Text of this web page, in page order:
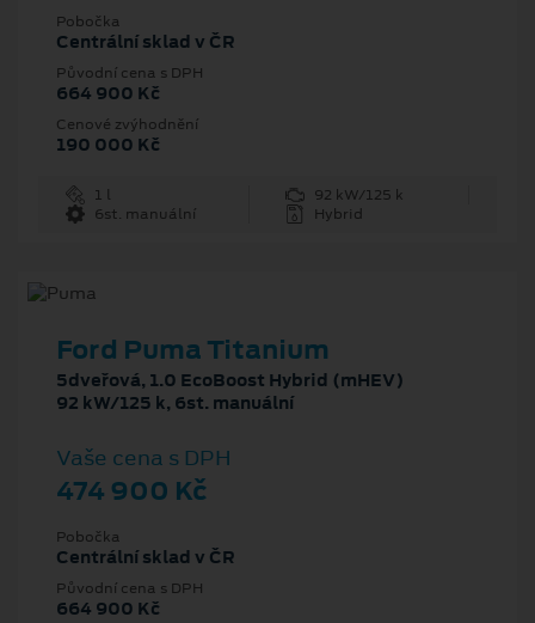
Pobočka
Centrální sklad v ČR
Původní cena s DPH
664 900 Kč
Cenové zvýhodnění
190 000 Kč
1 l
92 kW/125 k
6st. manuální
Hybrid
Ford Puma Titanium
5dveřová, 1.0 EcoBoost Hybrid (mHEV)
92 kW/125 k, 6st. manuální
Vaše cena s DPH
474 900 Kč
Pobočka
Centrální sklad v ČR
Původní cena s DPH
664 900 Kč